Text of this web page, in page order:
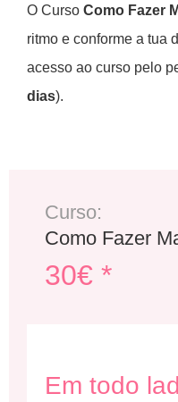
O Curso Como Fazer
ritmo e conforme a tua
acesso ao curso pelo
dias).
Curso:
Como Fazer
30€ *
Em todo